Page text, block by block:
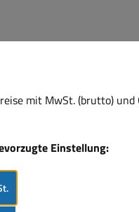
mit MwSt. (brutto)
Einstellung: